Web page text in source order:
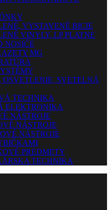
VYSTAVENÉ BICIE
VINYLY, LP PLATNE
NOSIČE
MG
SVETELNÁ
TECHNIKA
ELEKTRONIKA
NÁSTROJE
NÁSTROJE
NÁSTROJE
PREDMETY
TECHNIKA